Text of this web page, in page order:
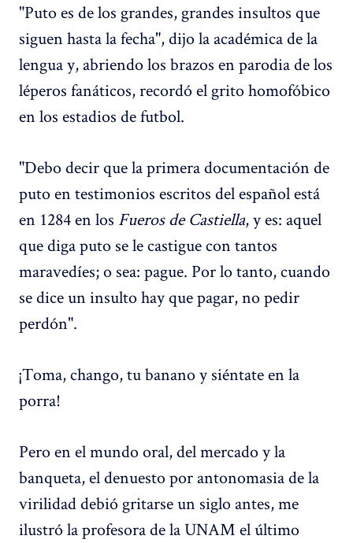
"Puto es de los grandes, grandes insultos que
siguen hasta la fecha", dijo la académica de la
lengua y, abriendo los brazos en parodia de los
léperos fanáticos, recordó el grito homofóbico
en los estadios de futbol.
"Debo decir que la primera documentación de
puto en testimonios escritos del español está
en 1284 en los Fueros de Castiella, y es: aquel
que diga puto se le castigue con tantos
maravedíes; o sea: pague. Por lo tanto, cuando
se dice un insulto hay que pagar, no pedir
perdón".
¡Toma, chango, tu banano y siéntate en la
porra!
Pero en el mundo oral, del mercado y la
banqueta, el denuesto por antonomasia de la
virilidad debió gritarse un siglo antes, me
ilustró la profesora de la UNAM el último